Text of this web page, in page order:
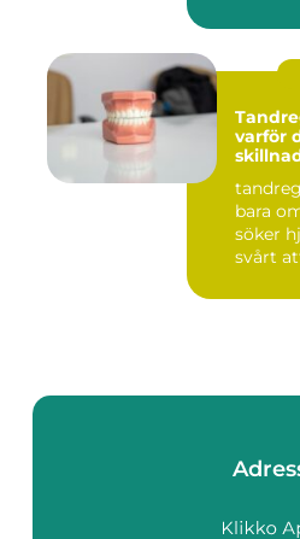
varför
bara
söker
svårt